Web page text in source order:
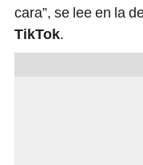
cara”, se lee en la
TikTok.